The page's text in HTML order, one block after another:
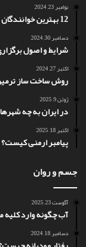
نوامبر 23, 2024
12 بهترین خوانندگان موسیقی کلاسیک ایرانی+ نکات و حقایق جالب
دسامبر 30, 2024
شرایط و اصول
اکتبر 27, 2024
روش ساخت ساز
ژوئن 9, 2025
در ایران به چه
اکتبر 18, 2025
پیامبر ارمنی کیست؟ 12 فکت جالب و دین ارمنیهای ایران
جسم و روان
آگوست 23, 2025
آب چگونه وارد
دسامبر 18, 2024